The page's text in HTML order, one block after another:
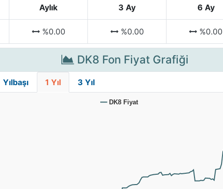
Aylık 3 Ay 6 Ay
%0.00 %0.00 %0.00
DK8 Fon Fiyat Grafiği
Yılbaşı 1 Yıl 3 Yıl